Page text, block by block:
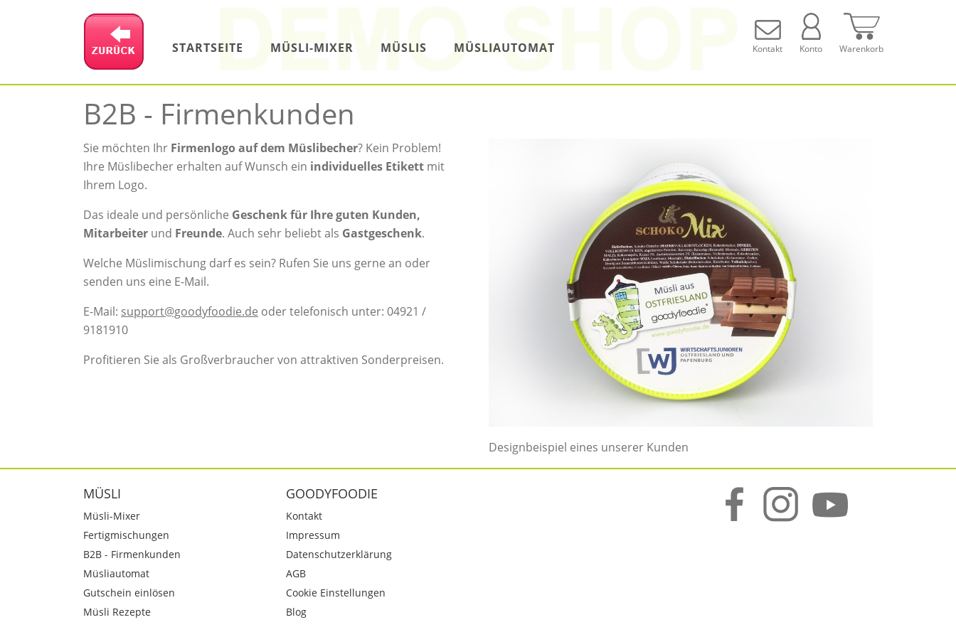
Kontakt Konto Warenkorb
STARTSEITE MÜSLI-MIXER MÜSLIS MÜSLIAUTOMAT
B2B - Firmenkunden
Sie möchten Ihr Firmenlogo auf dem Müslibecher? Kein Problem!
Ihre Müslibecher erhalten auf Wunsch ein individuelles Etikett mit
Ihrem Logo.
Das ideale und persönliche Geschenk für Ihre guten Kunden,
Mitarbeiter und Freunde. Auch sehr beliebt als Gastgeschenk.
Welche Müslimischung darf es sein? Rufen Sie uns gerne an oder
senden uns eine E-Mail.
E-Mail: support@goodyfoodie.de oder telefonisch unter: 04921 /
9181910
Profitieren Sie als Großverbraucher von attraktiven Sonderpreisen.
Designbeispiel eines unserer Kunden
MÜSLI
Müsli-Mixer
Fertigmischungen
B2B - Firmenkunden
Müsliautomat
Gutschein einlösen
Müsli Rezepte
GOODYFOODIE
Kontakt
Impressum
Datenschutzerklärung
AGB
Cookie Einstellungen
Blog